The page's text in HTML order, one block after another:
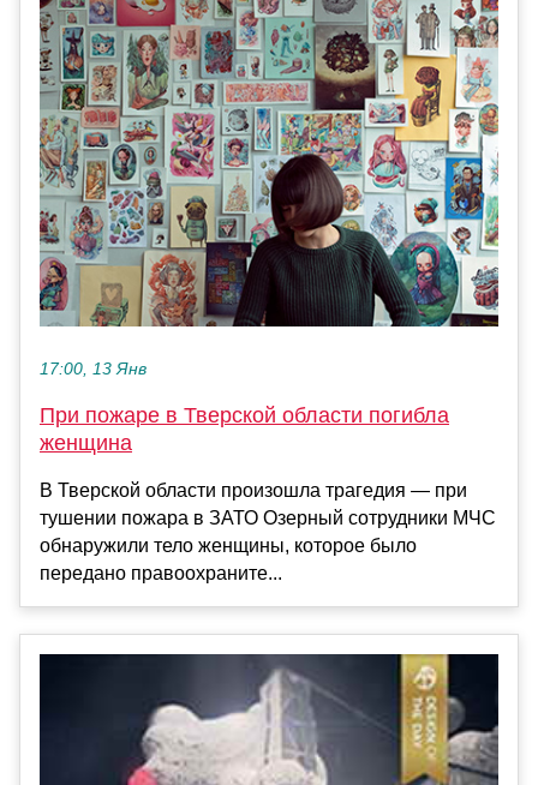
17:00, 13 Янв
При пожаре в Тверской области погибла
женщина
В Тверской области произошла трагедия — при
тушении пожара в ЗАТО Озерный сотрудники МЧС
обнаружили тело женщины, которое было
передано правоохраните...